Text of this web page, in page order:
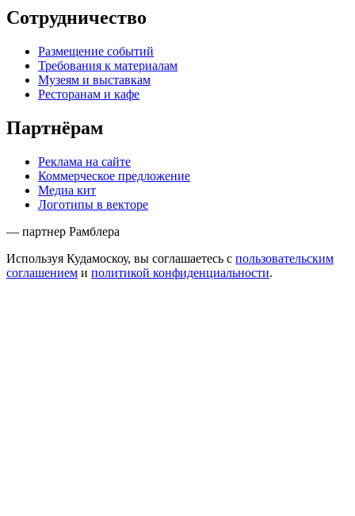
Сотрудничество
Размещение событий
Требования к материалам
Музеям и выставкам
Ресторанам и кафе
Партнёрам
Реклама на сайте
Коммерческое предложение
Медиа кит
Логотипы в векторе
— партнер Рамблера
Используя Кудамоскоу, вы соглашаетесь с пользовательским
соглашением и политикой конфиденциальности.